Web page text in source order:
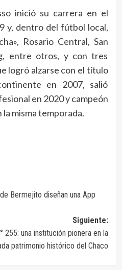
inició su carrera en el
y, dentro del fútbol local,
Rosario Central, San
entre otros, y con tres
logró alzarse con el título
en 2007, salió
en 2020 y campeón
misma temporada.
Bermejito diseñan una App
Siguiente:
255: una institución pionera en la
patrimonio histórico del Chaco